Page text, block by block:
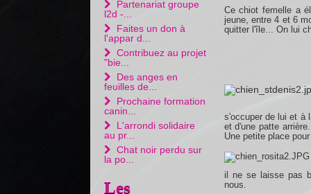
Partenariat groupe
l2d -...
Faites un don à
l'appar d...
Contribuez au projet
"bie...
Des anges en
feuilles de...
Prochaine formation
canin...
L'arrondi solidaire
au pr...
Chat noir perdu sur
la po...
Les
Ce chiot femelle a
jeune, entre 4 et 6
quitter l'île... On lui
s'occuper de lui et à
et d'une patte
Une petite place
il ne se laisse pas
nous.